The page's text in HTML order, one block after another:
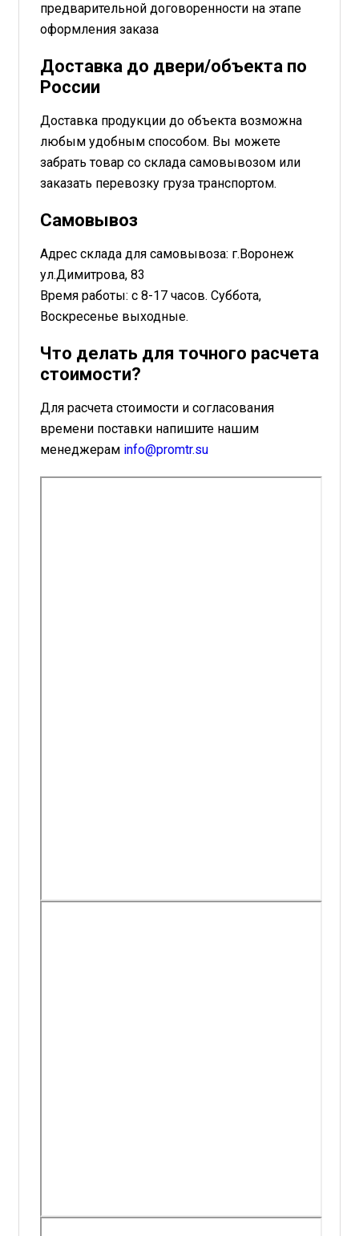
предварительной договоренности на этапе
оформления заказа
Доставка до двери/объекта по
России
Доставка продукции до объекта возможна
любым удобным способом. Вы можете
забрать товар со склада самовывозом или
заказать перевозку груза транспортом.
Самовывоз
Адрес склада для самовывоза: г.Воронеж
ул.Димитрова, 83
Время работы: с 8-17 часов. Суббота,
Воскресенье выходные.
Что делать для точного расчета
стоимости?
Для расчета стоимости и согласования
времени поставки напишите нашим
менеджерам info@promtr.su